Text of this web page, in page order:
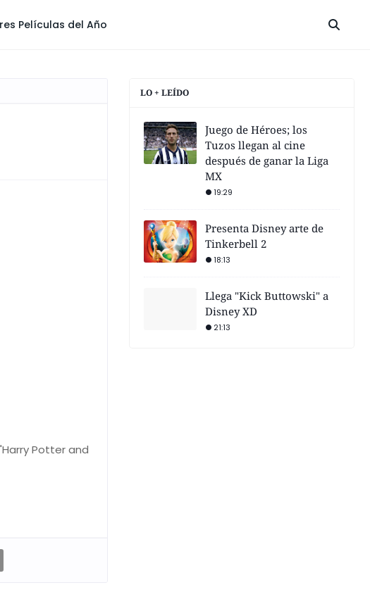
Películas del Año
Potter and
LO + LEÍDO
Juego de Héroes; los
Tuzos llegan al cine
después de ganar la Liga
MX
19:29
Presenta Disney arte de
Tinkerbell 2
18:13
Llega "Kick Buttowski" a
Disney XD
21:13